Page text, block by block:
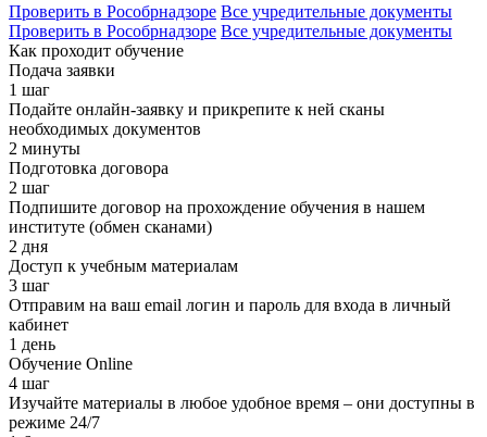
Проверить в Рособрнадзоре Все учредительные документы
Проверить в Рособрнадзоре Все учредительные документы
Как проходит обучение
Подача заявки
1 шаг
Подайте онлайн-заявку и прикрепите к ней сканы
необходимых документов
2 минуты
Подготовка договора
2 шаг
Подпишите договор на прохождение обучения в нашем
институте (обмен сканами)
2 дня
Доступ к учебным материалам
3 шаг
Отправим на ваш email логин и пароль для входа в личный
кабинет
1 день
Обучение Online
4 шаг
Изучайте материалы в любое удобное время – они доступны в
режиме 24/7